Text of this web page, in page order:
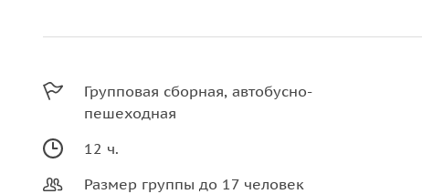
Групповая сборная, автобусно-
пешеходная
12 ч.
Размер группы до 17 человек